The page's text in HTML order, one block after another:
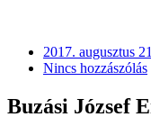
2017. augusztus
Nincs hozzászólás
Buzási József